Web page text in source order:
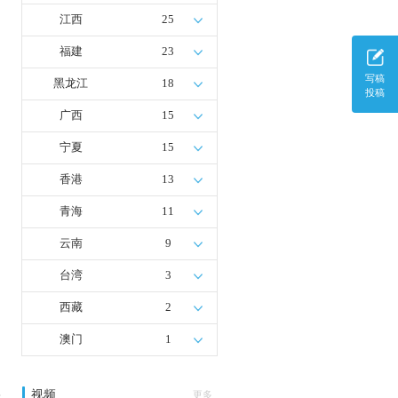
写稿
投稿
江西 25
福建 23
黑龙江 18
广西 15
宁夏 15
香港 13
青海 11
云南 9
台湾 3
西藏 2
澳门 1
视频 更多